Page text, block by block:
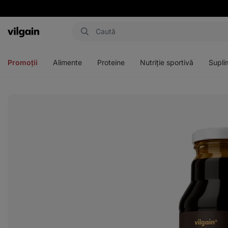
Aktin
Promoții Alimente Proteine Nutriție sportivă